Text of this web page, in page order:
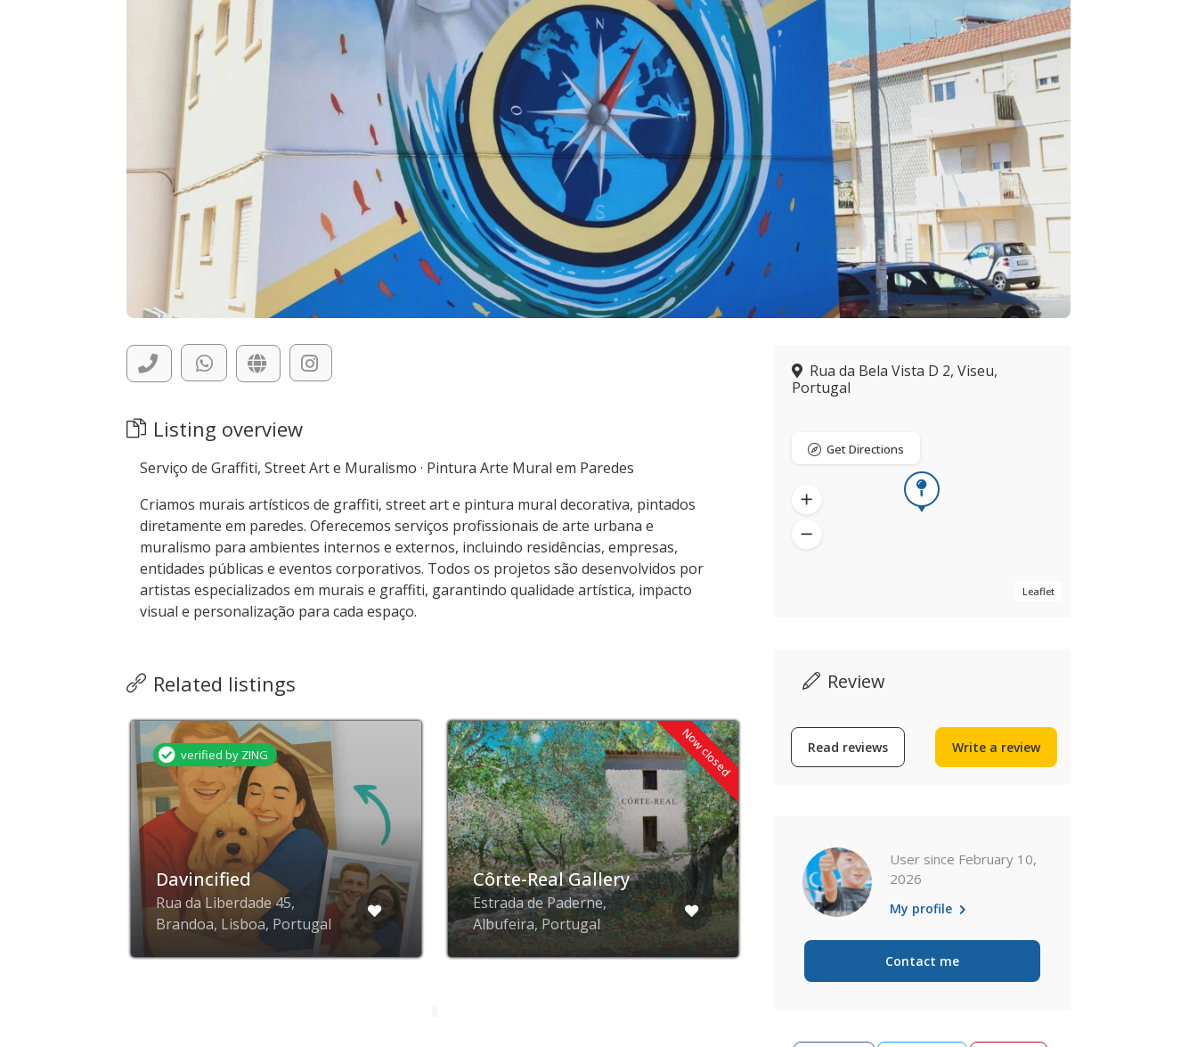
Listing overview
Serviço de Graffiti, Street Art e Muralismo · Pintura Arte Mural em Paredes
Criamos murais artísticos de graffiti, street art e pintura mural decorativa, pintados
diretamente em paredes. Oferecemos serviços profissionais de arte urbana e
muralismo para ambientes internos e externos, incluindo residências, empresas,
entidades públicas e eventos corporativos. Todos os projetos são desenvolvidos por
artistas especializados em murais e graffiti, garantindo qualidade artística, impacto
visual e personalização para cada espaço.
Related listings
verified by ZING
Davincified
Rua da Liberdade 45,
Brandoa, Lisboa, Portugal
Now closed
Côrte-Real Gallery
Estrada de Paderne,
Albufeira, Portugal
Rua da Bela Vista D 2, Viseu,
Portugal
Leaflet
Get Directions
Review
Read reviews Write a review
User since February 10,
2026
My profile
Contact me